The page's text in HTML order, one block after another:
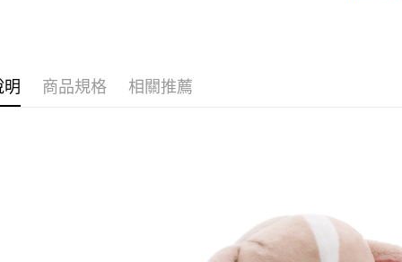
３．未成
「AFTEE
明 商品規格 相關推薦